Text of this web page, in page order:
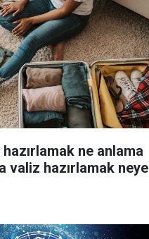
ne anlama
valiz hazırlamak neye